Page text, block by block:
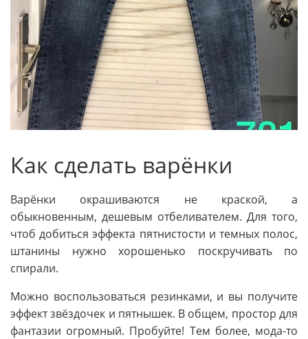
Как сделать варёнки
Варёнки окрашиваются не краской, а
обыкновенным, дешевым отбеливателем. Для того,
чтоб добиться эффекта пятнистости и темных полос,
штанины нужно хорошенько поскручивать по
спирали.
Можно воспользоваться резинками, и вы получите
эффект звёздочек и пятнышек. В общем, простор для
фантазии огромный. Пробуйте! Тем более, мода-то